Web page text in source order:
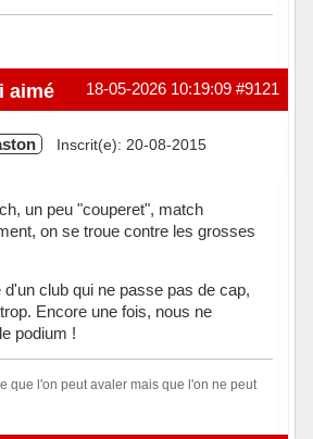
#9121
18-05-2026 10:19:09
aimé
Inscrit(e): 20-08-2015
un peu "couperet", match
on se troue contre les grosses
club qui ne passe pas de cap,
Encore une fois, nous ne
podium !
que l'on peut avaler mais que l'on ne peut